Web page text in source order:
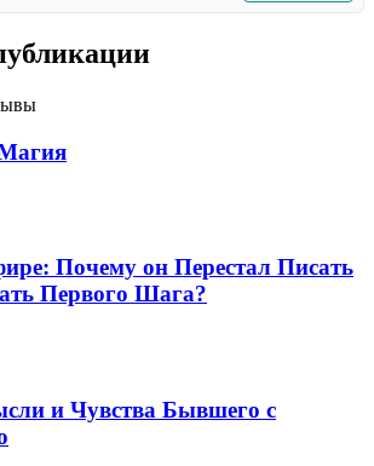
Почему он Перестал Писать
Первого Шага?
и Чувства Бывшего с